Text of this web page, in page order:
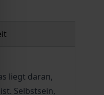
liegt daran,
Selbstsein,